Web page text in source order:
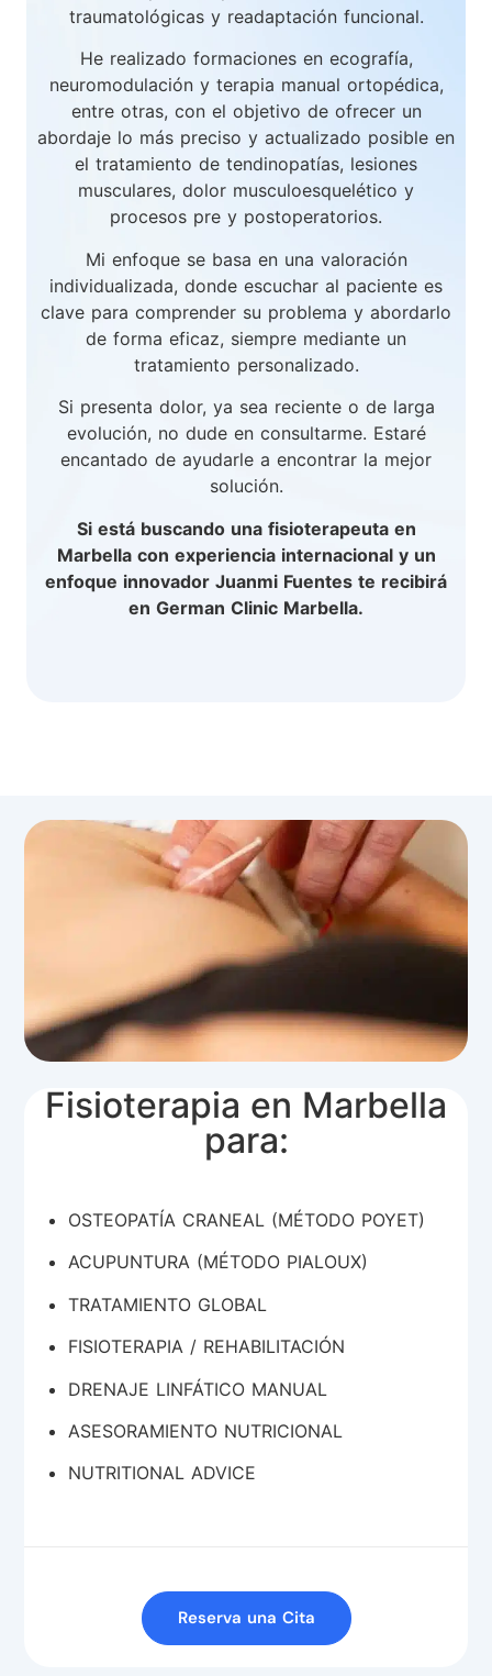
traumatológicas y readaptación funcional.
He realizado formaciones en ecografía,
neuromodulación y terapia manual ortopédica,
entre otras, con el objetivo de ofrecer un
abordaje lo más preciso y actualizado posible en
el tratamiento de tendinopatías, lesiones
musculares, dolor musculoesquelético y
procesos pre y postoperatorios.
Mi enfoque se basa en una valoración
individualizada, donde escuchar al paciente es
clave para comprender su problema y abordarlo
de forma eficaz, siempre mediante un
tratamiento personalizado.
Si presenta dolor, ya sea reciente o de larga
evolución, no dude en consultarme. Estaré
encantado de ayudarle a encontrar la mejor
solución.
Si está buscando una fisioterapeuta en
Marbella con experiencia internacional y un
enfoque innovador Juanmi Fuentes te recibirá
en German Clinic Marbella.
Fisioterapia en Marbella
para:
OSTEOPATÍA CRANEAL (MÉTODO POYET)
ACUPUNTURA (MÉTODO PIALOUX)
TRATAMIENTO GLOBAL
FISIOTERAPIA / REHABILITACIÓN
DRENAJE LINFÁTICO MANUAL
ASESORAMIENTO NUTRICIONAL
NUTRITIONAL ADVICE
Reserva una Cita